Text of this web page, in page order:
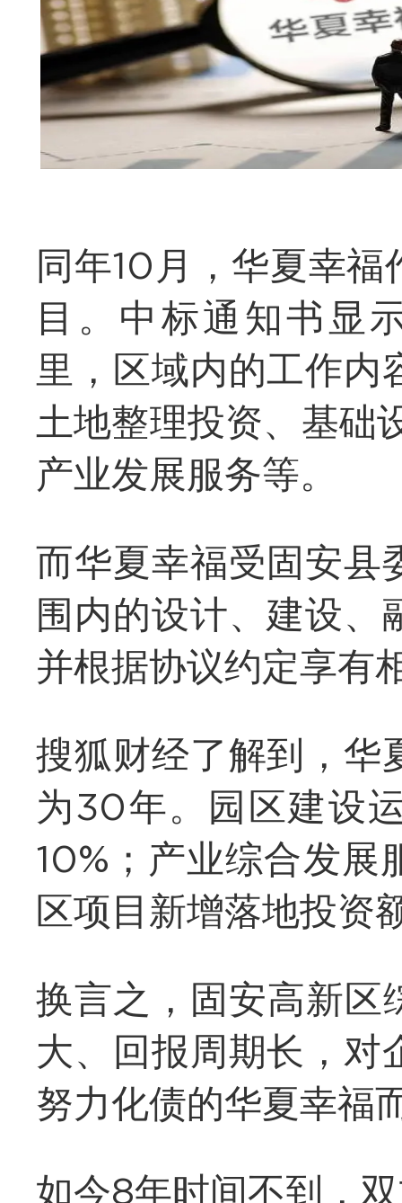
同年10月，华夏幸
目。中标通知书显
里，区域内的工作内
土地整理投资、基础
产业发展服务等。
而华夏幸福受固安县
围内的设计、建设、
并根据协议约定享有
搜狐财经了解到，华
为30年。园区建设
10%；产业综合发展
区项目新增落地投资
换言之，固安高新区
大、回报周期长，对
努力化债的华夏幸福
如今8年时间不到，